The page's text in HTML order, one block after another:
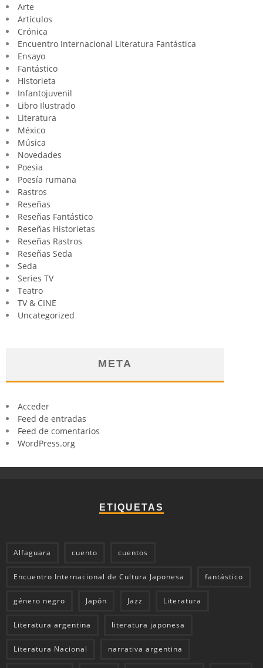
Arte
Artículos
Crónica
Encuentro Internacional Literatura Fantástica
Ensayo
Fantástico
Historieta
Infantojuvenil
Libro Ilustrado
Literatura
México
Música
Novedades
Poesia
Poesía rumana
Rastros
Reseñas
Reseñas Fantástico
Reseñas Historietas
Reseñas Rastros
Reseñas Seda
Seda
Series TV
Teatro
TV & CINE
Uncategorized
META
Acceder
Feed de entradas
Feed de comentarios
WordPress.org
ETIQUETAS
Alfaguara cuento cuentos
Encuentro Internacional de Cultura Japonesa fantástico
género negro Japón Jazz Literatura
Literatura argentina literatura japonesa
Literatura Nacional narrativa argentina